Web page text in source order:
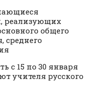
реализующих
общего
среднего
с 15 по 30 января
учителя русского